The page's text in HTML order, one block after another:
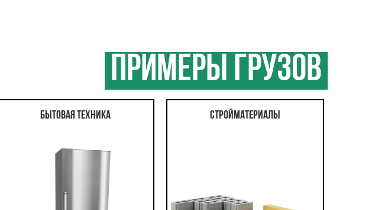
Примеры грузов
Бытовая техника Стройматериалы